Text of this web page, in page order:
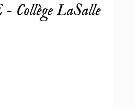
LaSalle